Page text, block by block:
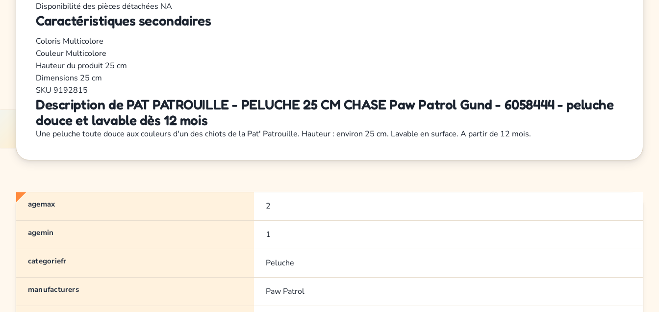
Disponibilité des pièces détachées NA
Caractéristiques secondaires
Coloris Multicolore
Couleur Multicolore
Hauteur du produit 25 cm
Dimensions 25 cm
SKU 9192815
Description de PAT PATROUILLE - PELUCHE 25 CM CHASE Paw Patrol Gund - 6058444 - peluche
douce et lavable dès 12 mois
Une peluche toute douce aux couleurs d'un des chiots de la Pat' Patrouille. Hauteur : environ 25 cm. Lavable en surface. A partir de 12 mois.
agemax 2
agemin 1
categoriefr Peluche
manufacturers Paw Patrol